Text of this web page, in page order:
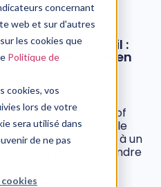
concernant
web et sur d'autres
les cookies que
Politique de
cookies, vos
lors de votre
sera utilisé dans
de ne pas
légitime au travail :
compétences en
2021
travail est un
selon le Journal of
des personnes dans le
de l’imposteur à un
5 pistes pour apprendre
et se
d’illégitimité.